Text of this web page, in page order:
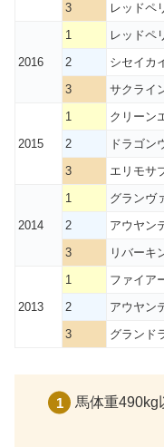
3
レッドペ
2016
1 レッドペ
2
シセイカ
3
サクライ
2015
1 クリーン
2
ドラゴン
3
エリモサ
2014
1 グランヴ
2
アウヤン
3
リバーキ
2013
1 ファイア
2
アウヤン
3
グランド
馬体重490kg